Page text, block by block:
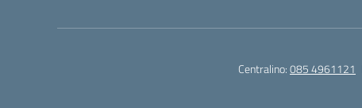
Centralino:085 4961121